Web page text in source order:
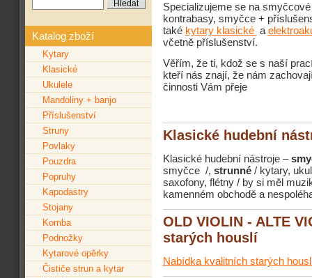
Katalog zboží
Kytary
Klasické
Ukulele
Mandoliny + banjo
Příslušenství
Struny
Povlaky
Pouzdra
Popruhy
Kapodastry
Stojany
Komba
Podnožky
Kytarové opěrky
Čističe strun a kytar
Specializujeme se na
kontrabasy, smyčce +
také kytary klasické a
včetně příslušenství.
Věřím, že ti, kdož se s naší
kteří nás znají, že nám
činnosti Vám přeje
Klasické hudební
Klasické hudební nástroje –
smyčce /, strunné/ kytary,
saxofony, flétny / by si měl
kamenném obchodě a
OLD VIOLIN - ALTE
starých houslí
Nabídka kvalitních starých